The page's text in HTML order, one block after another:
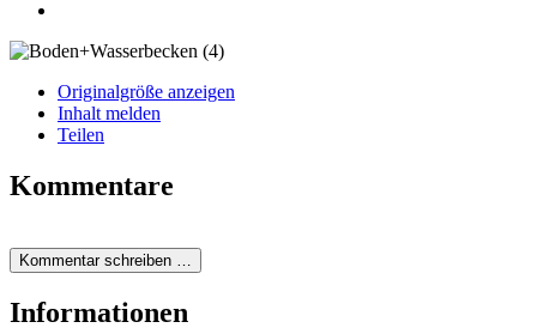
Originalgröße anzeigen
Inhalt melden
Teilen
Kommentare
Kommentar schreiben …
Informationen